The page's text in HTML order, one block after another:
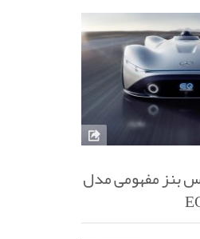
بنز مفهومی مدل